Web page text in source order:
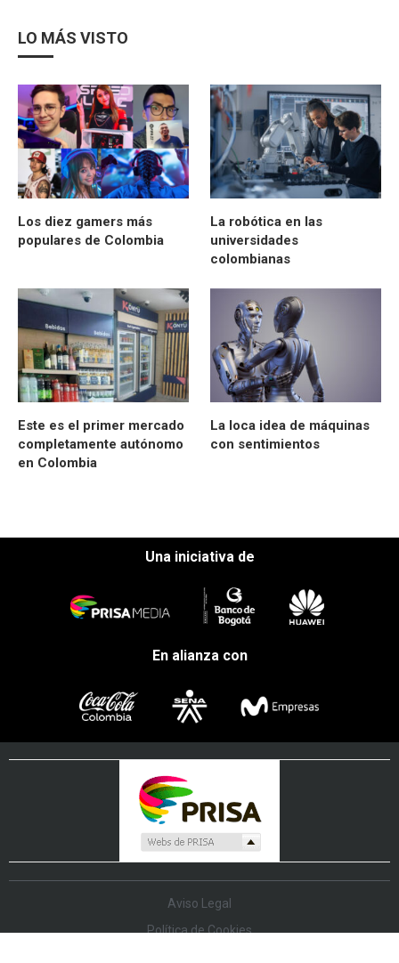
LO MÁS VISTO
Los diez gamers más
populares de Colombia
La robótica en las
universidades
colombianas
Este es el primer mercado
completamente autónomo
en Colombia
La loca idea de máquinas
con sentimientos
Una iniciativa de
En alianza con
Aviso Legal
Política de Cookies